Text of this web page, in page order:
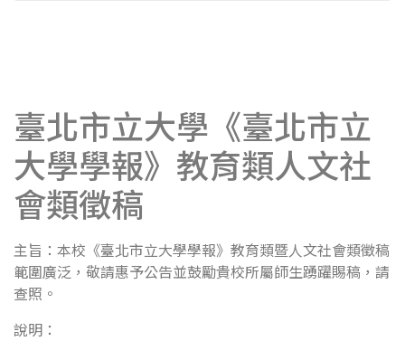
臺北市立大學《臺北市立
大學學報》教育類人文社
會類徵稿
主旨：本校《臺北市立大學學報》教育類暨人文社會類徵稿
範圍廣泛，敬請惠予公告並鼓勵貴校所屬師生踴躍賜稿，請
查照。
說明：